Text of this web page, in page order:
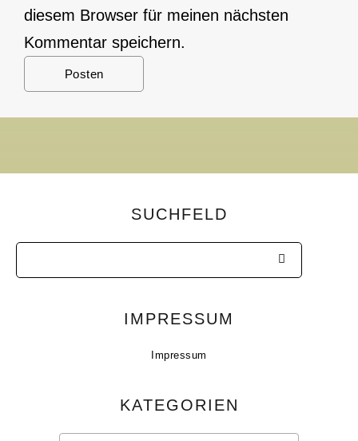
diesem Browser für meinen nächsten
Kommentar speichern.
SUCHFELD
IMPRESSUM
Impressum
KATEGORIEN